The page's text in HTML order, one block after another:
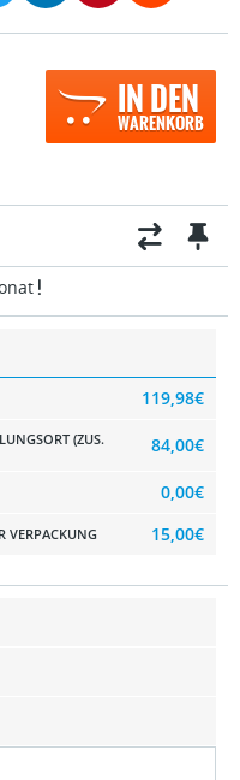
IN DEN
WARENKORB
119,98€
(ZUS. 84,00€
0,00€
VERPACKUNG 15,00€